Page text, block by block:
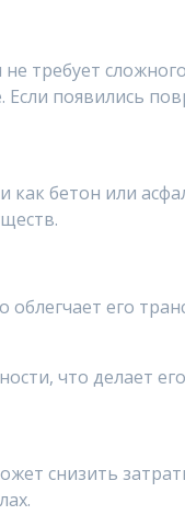
требует
появились
бетон или
его
что делает
снизить